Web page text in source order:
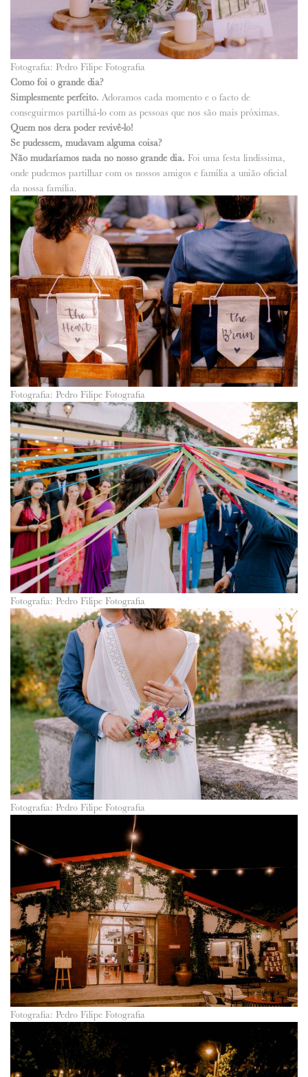
Fotografia: Pedro Filipe Fotografia
Como foi o grande dia?
Simplesmente perfeito. Adoramos cada momento e o facto de
conseguirmos partilhá-lo com as pessoas que nos são mais próximas.
Quem nos dera poder revivê-lo!
Se pudessem, mudavam alguma coisa?
Não mudaríamos nada no nosso grande dia. Foi uma festa lindíssima,
onde pudemos partilhar com os nossos amigos e família a união oficial
da nossa família.
Fotografia: Pedro Filipe Fotografia
Fotografia: Pedro Filipe Fotografia
Fotografia: Pedro Filipe Fotografia
Fotografia: Pedro Filipe Fotografia